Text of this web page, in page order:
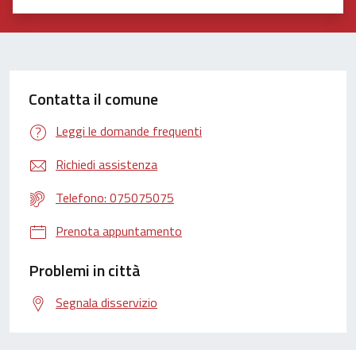
Valuta 5 stelle su 5
Valuta 4 stelle su 5
Valuta 3 stelle su 5
Valuta 2 stelle su 5
Valuta 1 stelle su 5
Contatta il comune
Leggi le domande frequenti
Richiedi assistenza
Telefono: 075075075
Prenota appuntamento
Problemi in città
Segnala disservizio